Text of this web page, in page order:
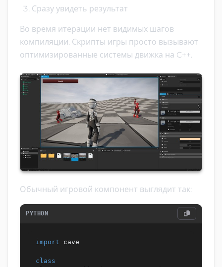
Сразу увидеть результат
Во время итерации нет видимых шагов
компиляции. Скрипты игры просто вызывают
оптимизированные системы движка на C++.
Обычный игровой компонент выглядит так:
PYTHON
import cave
class